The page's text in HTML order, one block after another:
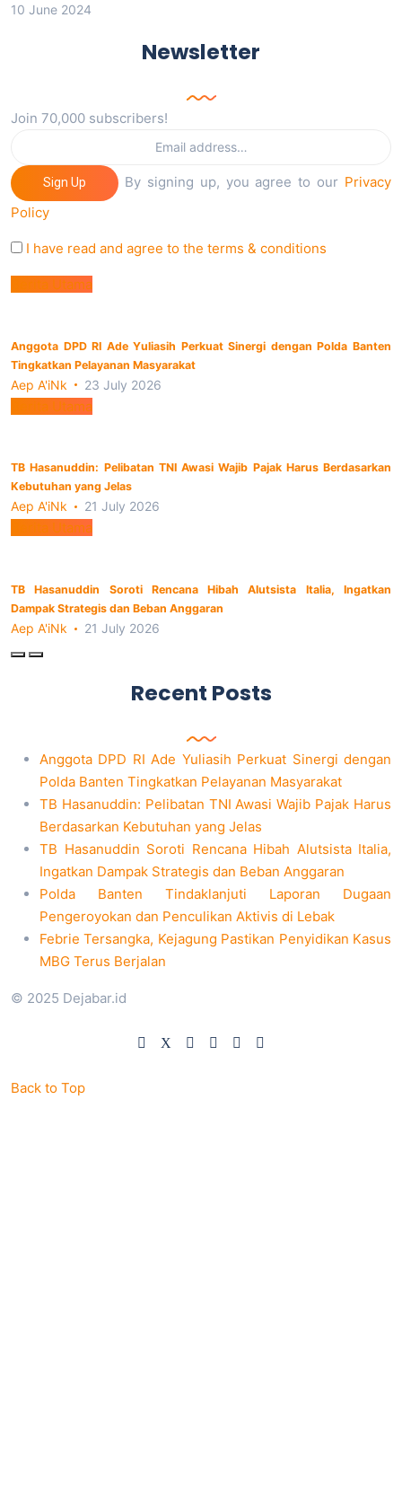
10 June 2024
Newsletter
Join 70,000 subscribers!
Sign Up By signing up, you agree to our Privacy
Policy
I have read and agree to the terms & conditions
Berita Utama
Anggota DPD RI Ade Yuliasih Perkuat Sinergi dengan Polda Banten
Tingkatkan Pelayanan Masyarakat
Aep A'iNk 23 July 2026
Berita Utama
TB Hasanuddin: Pelibatan TNI Awasi Wajib Pajak Harus Berdasarkan
Kebutuhan yang Jelas
Aep A'iNk 21 July 2026
Berita Utama
TB Hasanuddin Soroti Rencana Hibah Alutsista Italia, Ingatkan
Dampak Strategis dan Beban Anggaran
Aep A'iNk 21 July 2026
Recent Posts
Anggota DPD RI Ade Yuliasih Perkuat Sinergi dengan
Polda Banten Tingkatkan Pelayanan Masyarakat
TB Hasanuddin: Pelibatan TNI Awasi Wajib Pajak Harus
Berdasarkan Kebutuhan yang Jelas
TB Hasanuddin Soroti Rencana Hibah Alutsista Italia,
Ingatkan Dampak Strategis dan Beban Anggaran
Polda Banten Tindaklanjuti Laporan Dugaan
Pengeroyokan dan Penculikan Aktivis di Lebak
Febrie Tersangka, Kejagung Pastikan Penyidikan Kasus
MBG Terus Berjalan
© 2025 Dejabar.id
Back to Top